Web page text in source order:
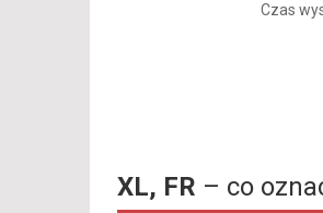
Czas
XL, FR – co